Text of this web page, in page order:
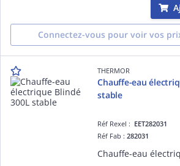
Connectez-vous pour voir vos
THERMOR
Chauffe-eau
stable
Réf Rexel : EET282031
Réf Fab :282031